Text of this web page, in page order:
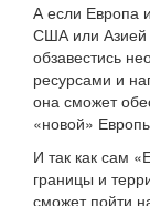
А если Европа
США или Азией
обзавестись
ресурсами и
она сможет
«новой»
И так как сам
границы и
сможет пойти